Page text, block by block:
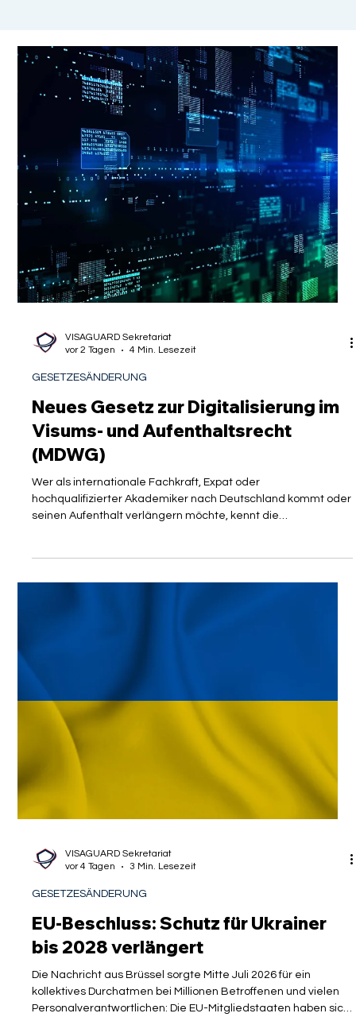
vor 2 Tagen
4 Min. Lesezeit
GESETZESÄNDERUNG
Neues Gesetz zur Digitalisierung im
Visums- und Aufenthaltsrecht
(MDWG)
Wer als internationale Fachkraft, Expat oder
hochqualifizierter Akademiker nach Deutschland kommt oder
VISAGUARD Sekretariat
EU-Beschluss: Schutz für Ukrainer
bis 2028 verlängert